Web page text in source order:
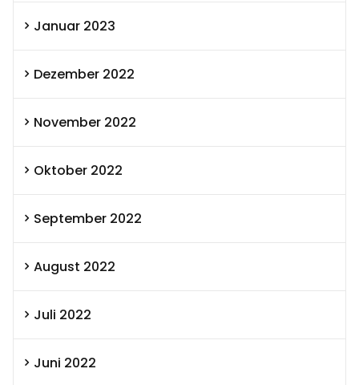
Januar 2023
Dezember 2022
November 2022
Oktober 2022
September 2022
August 2022
Juli 2022
Juni 2022